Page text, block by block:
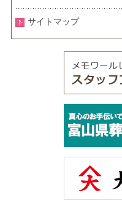
サイトマップ